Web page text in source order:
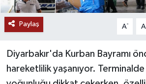
Paylaş A- A
Diyarbakır'da Kurban Bayramı
hareketlilik yaşanıyor.